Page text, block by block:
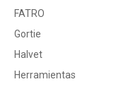
FATRO
Gortie
Halvet
Herramientas